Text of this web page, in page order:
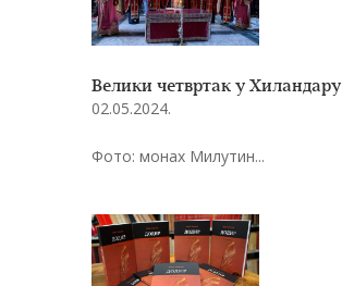
Велики четвртак у Хиландару
02.05.2024.
Фото: монах Милутин...